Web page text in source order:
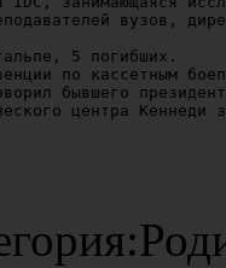
вузов,
5 погибших.
по кассетным
бывшего